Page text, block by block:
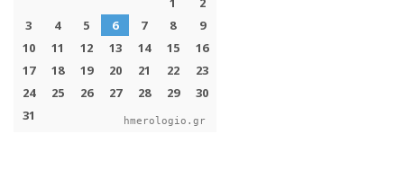
hmerologio.gr